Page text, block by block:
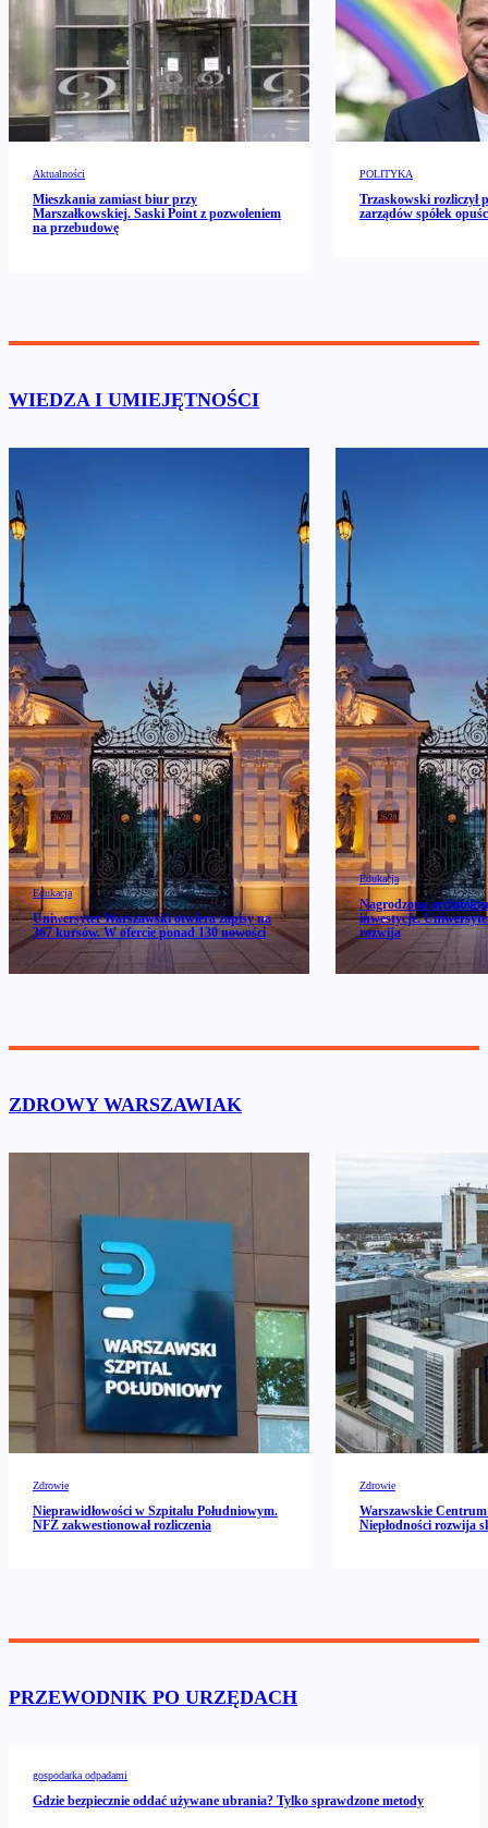
Aktualności
Mieszkania zamiast biur przy
Marszałkowskiej. Saski Point z pozwoleniem
na przebudowę
POLITYKA
Trzaskowski rozliczył
zarządów spółek
WIEDZA I UMIEJĘTNOŚCI
Edukacja
Uniwersytet Warszawski otwiera zapisy na
367 kursów. W ofercie ponad 130 nowości
Edukacja
Nagrodzona
inwestycje.
rozwija
ZDROWY WARSZAWIAK
Zdrowie
Nieprawidłowości w Szpitalu Południowym.
NFZ zakwestionował rozliczenia
Zdrowie
Warszawskie Centrum
Niepłodności rozwija
PRZEWODNIK PO URZĘDACH
gospodarka odpadami
Gdzie bezpiecznie oddać używane ubrania? Tylko sprawdzone metody